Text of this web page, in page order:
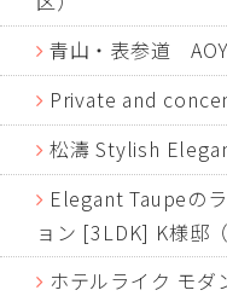
青山・表参道
Private and
松濤 Stylish
Elegant Taupeの
ョン [3LDK] K様邸（
ホテルライク モダ